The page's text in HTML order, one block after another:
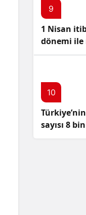
9
1 Nisan
dönemi
başlıyor!
10
sayısı 8